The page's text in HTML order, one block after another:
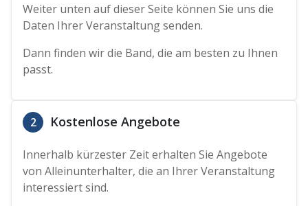
Weiter unten auf dieser Seite können Sie uns die
Daten Ihrer Veranstaltung senden.
Dann finden wir die Band, die am besten zu Ihnen
passt.
2 Kostenlose Angebote
Innerhalb kürzester Zeit erhalten Sie Angebote
von Alleinunterhalter, die an Ihrer Veranstaltung
interessiert sind.